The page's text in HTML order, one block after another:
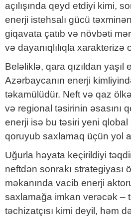
açılışında qeyd etdiyi kimi,
enerji istehsalı gücü
giqavata çatıb və növbəti
və dayanıqlılıqla xarakterizə
Beləliklə, qara qızıldan yaşıl
Azərbaycanın enerji
təkamülüdür. Neft və qaz
və regional təsirinin əsasını
enerji isə bu təsiri yeni
qoruyub saxlamaq üçün yol
Uğurla həyata keçirildiyi
neftdən sonrakı strategiyası
məkanında vacib enerji
saxlamağa imkan verəcək –
təchizatçısı kimi deyil, həm